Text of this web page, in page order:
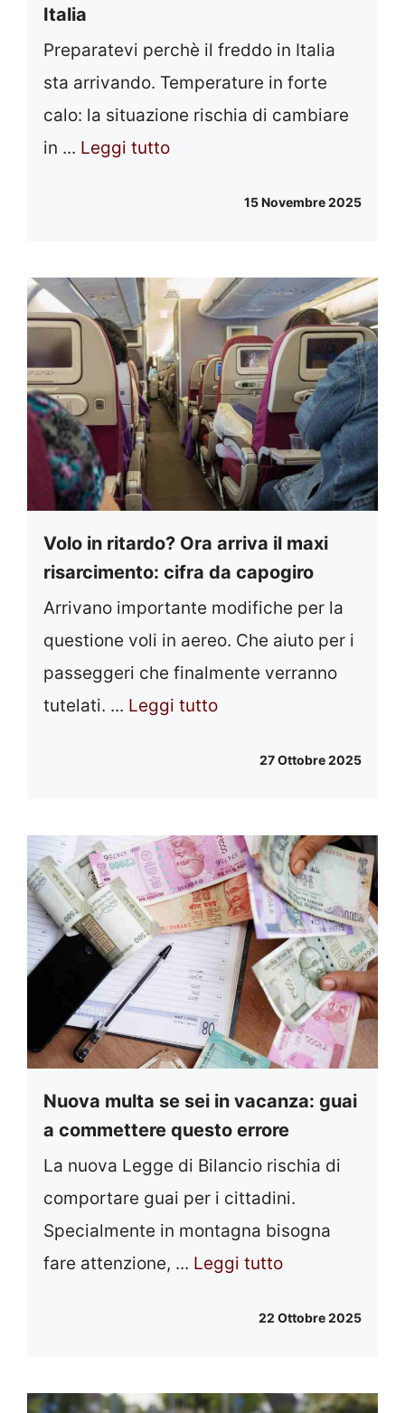
Italia
Preparatevi perchè il freddo in Italia
sta arrivando. Temperature in forte
calo: la situazione rischia di cambiare
in ... Leggi tutto
15 Novembre 2025
Volo in ritardo? Ora arriva il maxi
risarcimento: cifra da capogiro
Arrivano importante modifiche per la
questione voli in aereo. Che aiuto per i
passeggeri che finalmente verranno
tutelati. ... Leggi tutto
27 Ottobre 2025
Nuova multa se sei in vacanza: guai
a commettere questo errore
La nuova Legge di Bilancio rischia di
comportare guai per i cittadini.
Specialmente in montagna bisogna
fare attenzione, ... Leggi tutto
22 Ottobre 2025